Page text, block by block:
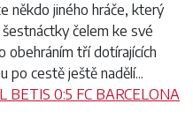
někdo jiného hráče, který
čelem ke své
obehráním tří dotírajících
po cestě ještě nadělí...
BETIS 0:5 FC BARCELONA